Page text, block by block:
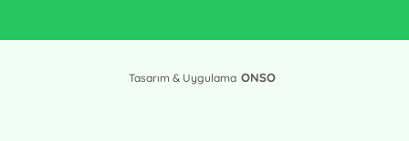
Tasarım & Uygulama ONSO